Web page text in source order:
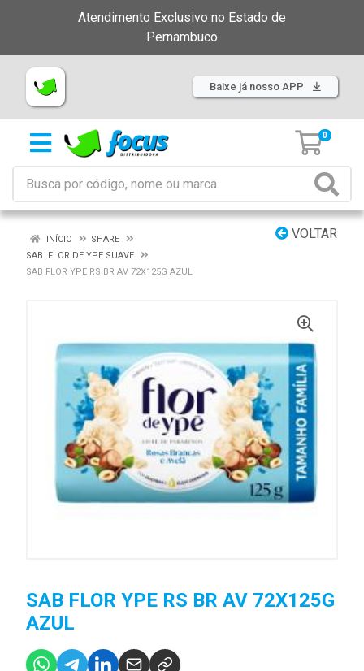
Atendimento Exclusivo no Estado de
Pernambuco
Baixe já nosso APP
0
VOLTAR
INÍCIO
SHARE
SAB. FLOR DE YPE SUAVE
SAB FLOR YPE RS BR AV 72X125G AZUL
SAB FLOR YPE RS BR AV 72X125G
AZUL